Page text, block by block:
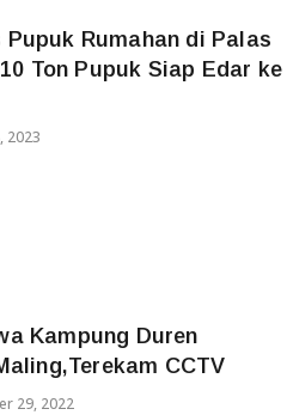
Pupuk Rumahan di Palas
Ton Pupuk Siap Edar ke
2023
Kampung Duren
CCTV
29, 2022